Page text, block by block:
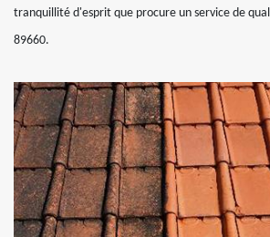
tranquillité d'esprit que procure un service de
89660.